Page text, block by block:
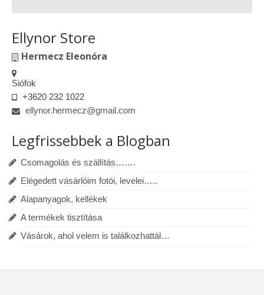
Ellynor Store
Hermecz Eleonóra
Siófok
+3620 232 1022
ellynor.hermecz@gmail.com
Legfrissebbek a Blogban
Csomagolás és szállítás…….
Elégedett vásárlóim fotói, levelei…..
Alapanyagok, kellékek
A termékek tisztítása
Vásárok, ahol velem is találkozhattál…